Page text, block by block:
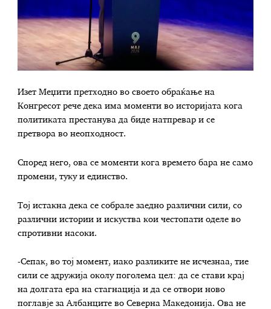
Изет Меџити претходно во своето обраќање на
Конгресот рече дека има моменти во историјата кога
политиката престанува да биде натпревар и се
претвора во неопходност.
Според него, ова се моменти кога времето бара не само
промени, туку и единство.
Тој истакна дека се собрале заедно различни сили, со
различни истории и искуства кои честопати оделе во
спротивни насоки.
-Сепак, во тој момент, иако разликите не исчезнаа, тие
сили се здружија околу поголема цел: да се стави крај
на долгата ера на стагнација и да се отвори ново
поглавје за Албанците во Северна Македонија. Ова не